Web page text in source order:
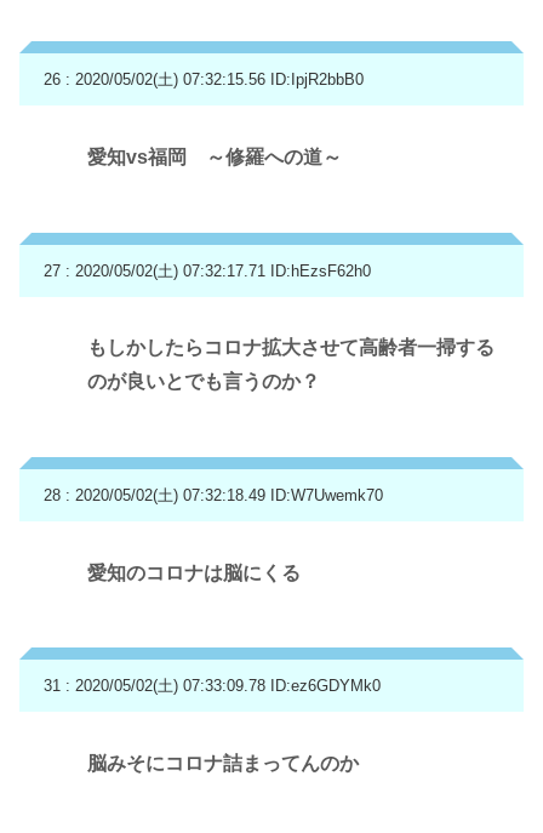
26 : 2020/05/02(土) 07:32:15.56 ID:IpjR2bbB0
愛知vs福岡 ～修羅への道～
27 : 2020/05/02(土) 07:32:17.71 ID:hEzsF62h0
もしかしたらコロナ拡大させて高齢者一掃する
のが良いとでも言うのか？
28 : 2020/05/02(土) 07:32:18.49 ID:W7Uwemk70
愛知のコロナは脳にくる
31 : 2020/05/02(土) 07:33:09.78 ID:ez6GDYMk0
脳みそにコロナ詰まってんのか